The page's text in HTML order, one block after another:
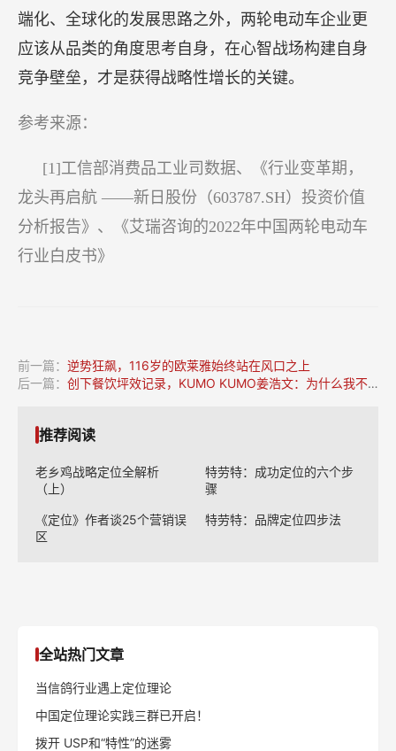
端化、全球化的发展思路之外，两轮电动车企业更
应该从品类的角度思考自身，在心智战场构建自身
竞争壁垒，才是获得战略性增长的关键。
参考来源：
[1]工信部消费品工业司数据、《行业变革期，
龙头再启航 ——新日股份（603787.SH）投资价值
分析报告》、《艾瑞咨询的2022年中国两轮电动车
行业白皮书》
前一篇： 逆势狂飙，116岁的欧莱雅始终站在风口之上
后一篇： 创下餐饮坪效记录，KUMO KUMO姜浩文：为什么我不跟风“国潮”？
推荐阅读
老乡鸡战略定位全解析
（上）
特劳特：成功定位的六个步
骤
《定位》作者谈25个营销误
区
特劳特：品牌定位四步法
全站热门文章
当信鸽行业遇上定位理论
中国定位理论实践三群已开启！
拨开 USP和“特性”的迷雾